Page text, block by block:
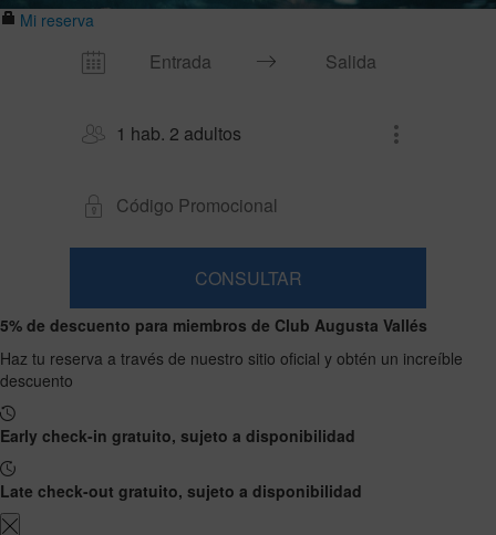
Mi reserva
1 hab. 2 adultos
CONSULTAR
Habitaciones
y
ocupaciones
1
adultos
Desde
2
Hasta
0
Añadir
habitaciónBuscar
5% de descuento para miembros de Club Augusta Vallés
Haz tu reserva a través de nuestro sitio oficial y obtén un increíble
descuento
Early check-in gratuito, sujeto a disponibilidad
Late check-out gratuito, sujeto a disponibilidad